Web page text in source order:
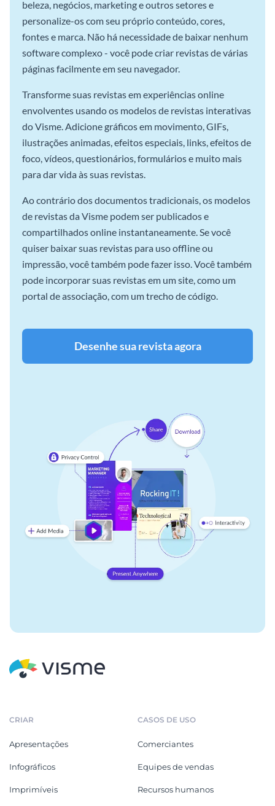
beleza, negócios, marketing e outros setores e
personalize-os com seu próprio conteúdo, cores,
fontes e marca. Não há necessidade de baixar nenhum
software complexo - você pode criar revistas de várias
páginas facilmente em seu navegador.
Transforme suas revistas em experiências online
envolventes usando os modelos de revistas interativas
do Visme. Adicione gráficos em movimento, GIFs,
ilustrações animadas, efeitos especiais, links, efeitos de
foco, vídeos, questionários, formulários e muito mais
para dar vida às suas revistas.
Ao contrário dos documentos tradicionais, os modelos
de revistas da Visme podem ser publicados e
compartilhados online instantaneamente. Se você
quiser baixar suas revistas para uso offline ou
impressão, você também pode fazer isso. Você também
pode incorporar suas revistas em um site, como um
portal de associação, com um trecho de código.
Desenhe sua revista agora
CRIAR
Apresentações
Infográficos
Imprimíveis
CASOS DE USO
Comerciantes
Equipes de vendas
Recursos humanos